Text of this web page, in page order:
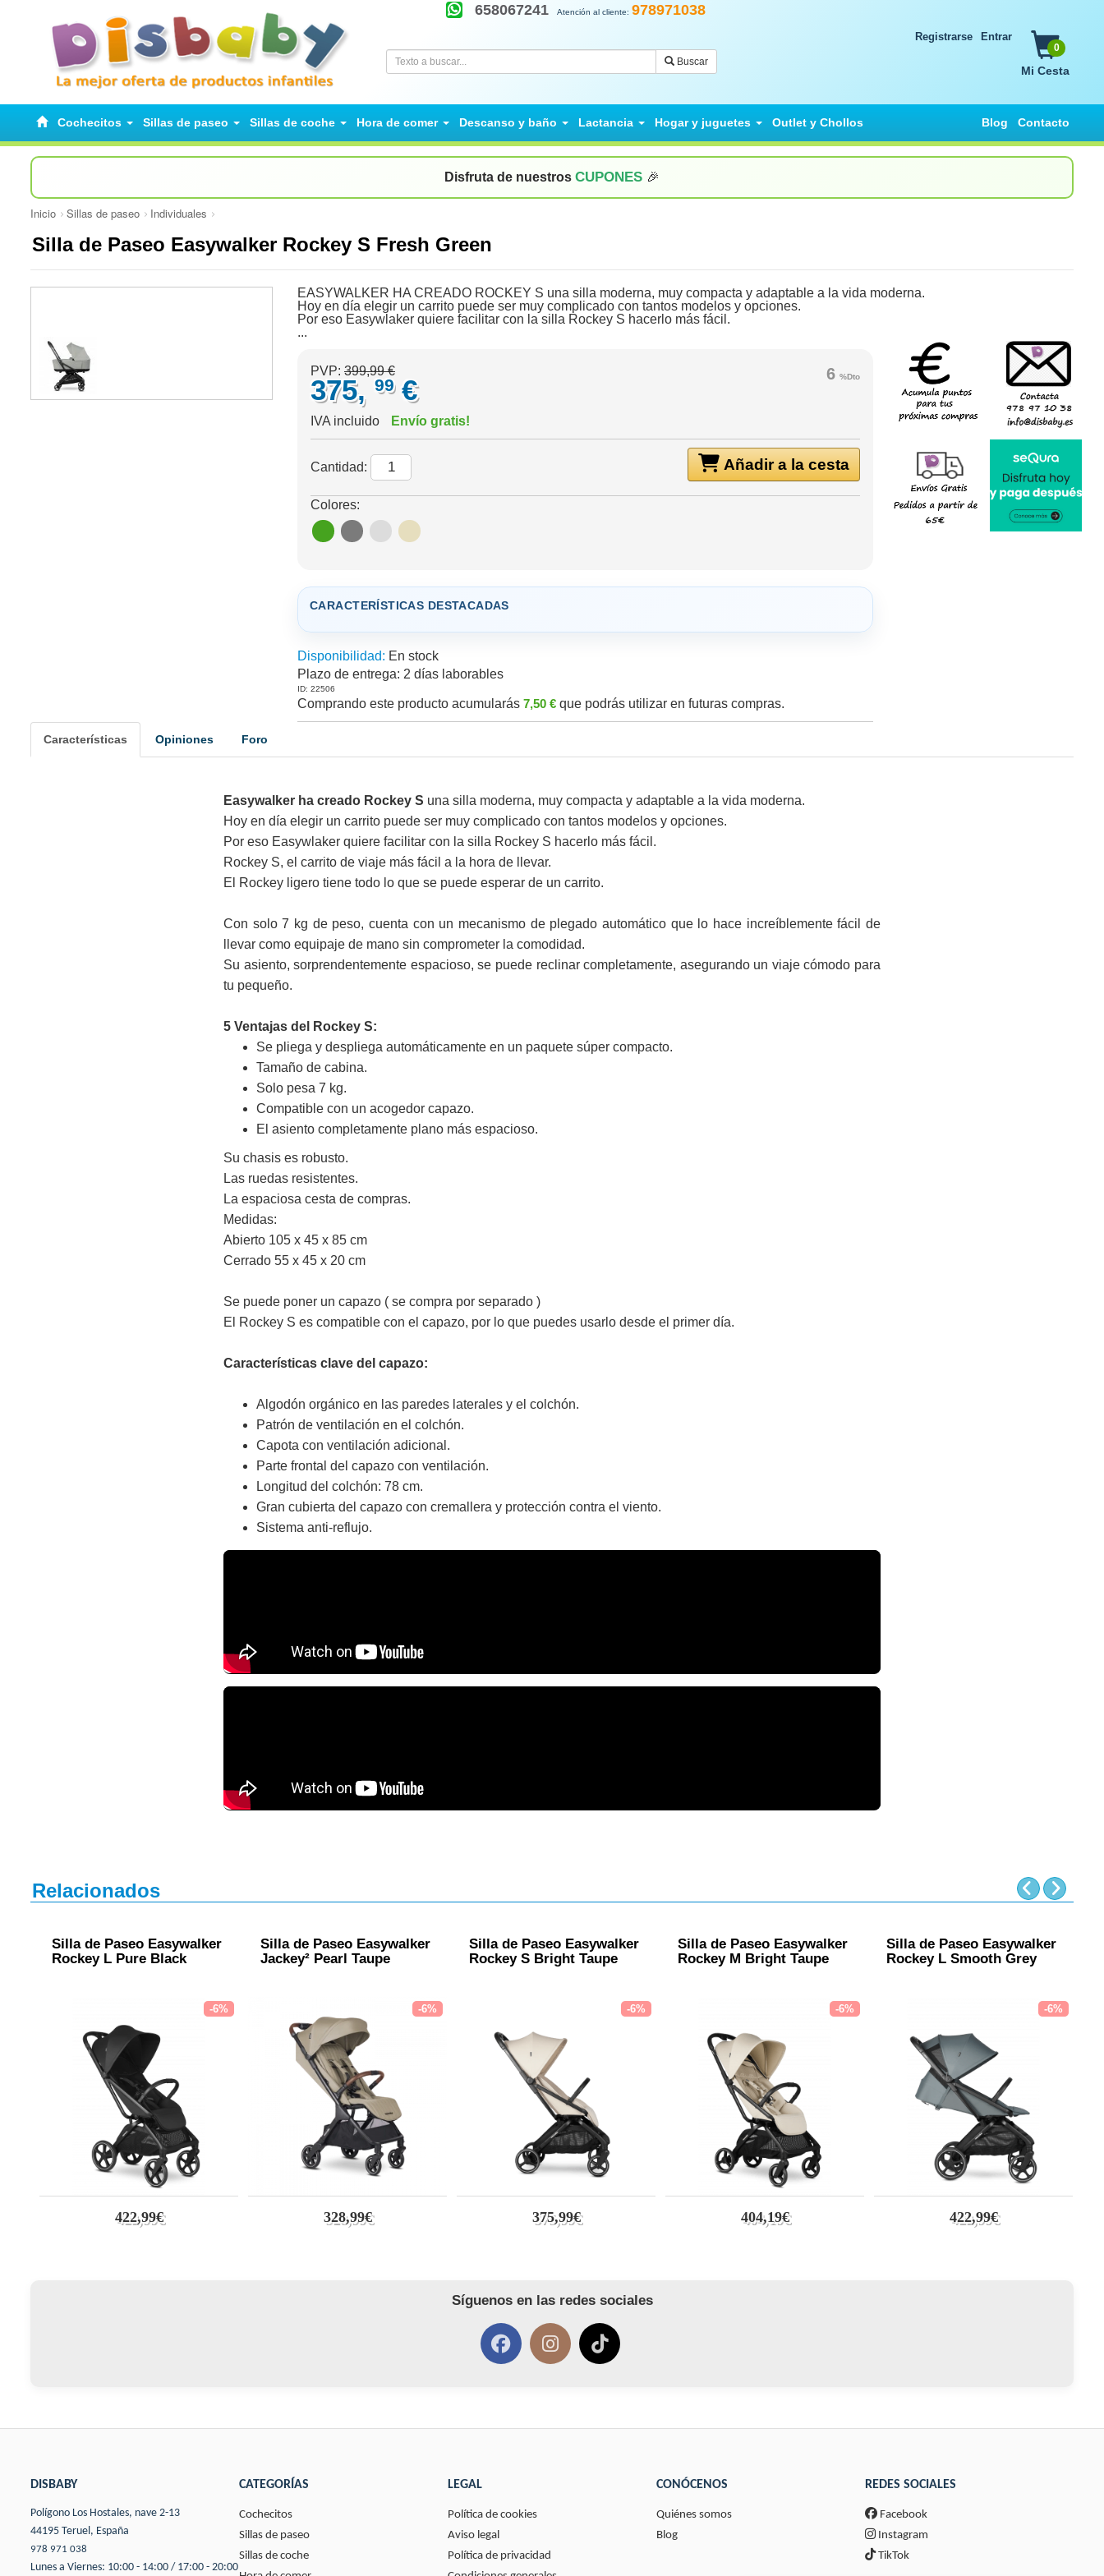
Atención al cliente: 978971038
658067241
Buscar
0
Mi Cesta
Registrarse Entrar
Cochecitos Sillas de paseo Sillas de coche Hora de comer Descanso y baño Lactancia Hogar y juguetes Outlet y Chollos Contacto
Blog
Disfruta de nuestros CUPONES 🎉
Inicio Sillas de paseo Individuales
Silla de Paseo Easywalker Rockey S Fresh Green
EASYWALKER HA CREADO ROCKEY S una silla moderna, muy compacta y adaptable a la vida moderna.
Hoy en día elegir un carrito puede ser muy complicado con tantos modelos y opciones.
Por eso Easywlaker quiere facilitar con la silla Rockey S hacerlo más fácil.
...
6 %Dto
PVP: 399,99 €
375, 99 €
IVA incluido Envío gratis!
Añadir a la cesta
Cantidad:
Colores:
CARACTERÍSTICAS DESTACADAS
Disponibilidad: En stock
Plazo de entrega: 2 días laborables
ID: 22506
Comprando este producto acumularás 7,50 € que podrás utilizar en futuras compras.
Características Opiniones Foro
Easywalker ha creado Rockey S una silla moderna, muy compacta y adaptable a la vida moderna.
Hoy en día elegir un carrito puede ser muy complicado con tantos modelos y opciones.
Por eso Easywlaker quiere facilitar con la silla Rockey S hacerlo más fácil.
Rockey S, el carrito de viaje más fácil a la hora de llevar.
El Rockey ligero tiene todo lo que se puede esperar de un carrito.
Con solo 7 kg de peso, cuenta con un mecanismo de plegado automático que lo hace increíblemente fácil de
llevar como equipaje de mano sin comprometer la comodidad.
Su asiento, sorprendentemente espacioso, se puede reclinar completamente, asegurando un viaje cómodo para
tu pequeño.
5 Ventajas del Rockey S:
Se pliega y despliega automáticamente en un paquete súper compacto.
Tamaño de cabina.
Solo pesa 7 kg.
Compatible con un acogedor capazo.
El asiento completamente plano más espacioso.
Su chasis es robusto.
Las ruedas resistentes.
La espaciosa cesta de compras.
Medidas:
Abierto 105 x 45 x 85 cm
Cerrado 55 x 45 x 20 cm
Se puede poner un capazo ( se compra por separado )
El Rockey S es compatible con el capazo, por lo que puedes usarlo desde el primer día.
Características clave del capazo:
Algodón orgánico en las paredes laterales y el colchón.
Patrón de ventilación en el colchón.
Capota con ventilación adicional.
Parte frontal del capazo con ventilación.
Longitud del colchón: 78 cm.
Gran cubierta del capazo con cremallera y protección contra el viento.
Sistema anti-reflujo.
Relacionados
Silla de Paseo Easywalker
Rockey L Pure Black
-6%
422,99€
Silla de Paseo Easywalker
Jackey² Pearl Taupe
-6%
328,99€
Silla de Paseo Easywalker
Rockey S Bright Taupe
-6%
375,99€
Silla de Paseo Easywalker
Rockey M Bright Taupe
-6%
404,19€
Silla de Paseo Easywalker
Rockey L Smooth Grey
-6%
422,99€
Síguenos en las redes sociales
DISBABY
Polígono Los Hostales, nave 2-13
44195 Teruel, España
978 971 038
Lunes a Viernes: 10:00 - 14:00 / 17:00 - 20:00
CATEGORÍAS
Cochecitos
Sillas de paseo
Sillas de coche
LEGAL
Política de cookies
Aviso legal
Política de privacidad
CONÓCENOS
Quiénes somos
Blog
REDES SOCIALES
Facebook
Instagram
TikTok